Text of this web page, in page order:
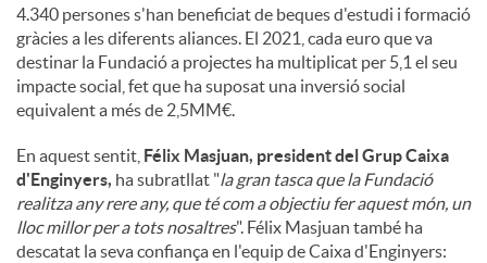
4.340 persones s'han beneficiat de beques d'estudi i formació
gràcies a les diferents aliances. El 2021, cada euro que va
destinar la Fundació a projectes ha multiplicat per 5,1 el seu
impacte social, fet que ha suposat una inversió social
equivalent a més de 2,5MM€.
En aquest sentit, Félix Masjuan, president del Grup Caixa
d'Enginyers, ha subratllat "la gran tasca que la Fundació
realitza any rere any, que té com a objectiu fer aquest món, un
lloc millor per a tots nosaltres". Félix Masjuan també ha
descatat la seva confiança en l'equip de Caixa d'Enginyers: